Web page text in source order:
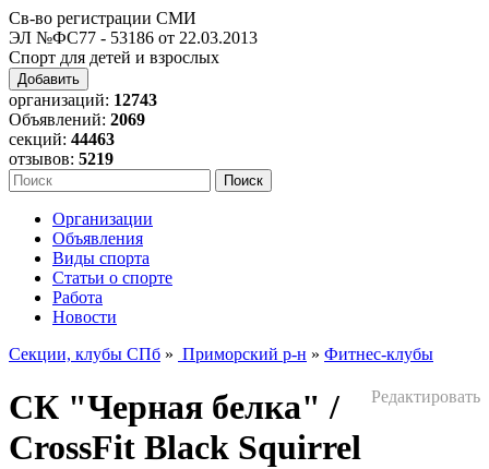
Св-во регистрации СМИ
ЭЛ №ФС77 - 53186 от 22.03.2013
Спорт для детей и взрослых
Добавить
организаций: 12743
Объявлений: 2069
секций: 44463
отзывов: 5219
Организации
Объявления
Виды спорта
Статьи о спорте
Работа
Новости
Секции, клубы СПб » Приморский р-н » Фитнес-клубы
Редактировать
СК "Черная белка" /
CrossFit Black Squirrel